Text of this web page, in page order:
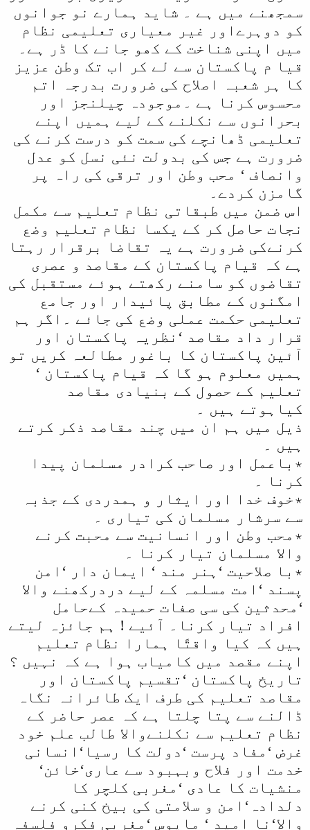
سمجھنے میں ہے ۔ شاید ہمارے نو جوانوں
کو دوہرےاور غیر معیاری تعلیمی نظام
میں اپنی شناخت کے کھو جانے کا ڈر ہے۔
قیا م پاکستان سے لے کر اب تک وطن عزیز
کا ہر شعبہ اصلاح کی ضرورت بدرجہ اتم
محسوس کرنا ہے ۔موجودہ چیلنجز اور
بحرانوں سے نکلنے کے لیے ہمیں اپنے
تعلیمی ڈھانچے کی سمت کو درست کرنے کی
ضرورت ہے جس کی بدولت نئی نسل کو عدل
وانصاف ‘ محب وطن اور ترقی کی راہ پر
گامزن کردے۔
اس ضمن میں طبقاتی نظام تعلیم سے مکمل
نجات حاصل کر کے یکسا نظام تعلیم وضع
کرنےکی ضرورت ہے یہ تقاضا برقرار رہتا
ہے کہ قیام پاکستان کے مقاصد و عصری
تقاضوں کو سامنے رکھتے ہوئے مستقبل کی
امگنوں کے مطابق پائیدار اور جامع
تعلیمی حکمت عملی وضع کی جائے ۔اگر ہم
قرار داد مقاصد ‘نظریہ پاکستان اور
آئین پاکستان کا باغور مطالعہ کریں تو
ہمیں معلوم ہو گا کہ قیام پاکستان ‘
تعلیم کے حصول کے بنیادی مقاصد
کیاہوتے ہیں ۔
ذیل میں ہم ان میں چند مقاصد ذکر کرتے
ہیں ۔
٭باعمل اور صاحب کرادر مسلمان پیدا
کرنا ۔
٭خوف خدا اور ایثار و ہمدردی کے جذبہ
سے سرشار مسلمان کی تیاری ۔
٭محب وطن اور انسانیت سے محبت کرنے
والا مسلمان تیار کرنا ۔
٭با صلاحیت ‘ہنر مند ‘ ایمان دار ‘امن
پسند ‘امت مسلمہ کے لیے دردرکھنے والا
‘محدثین کی سی صفات حمیدہ کےحامل
افراد تیار کرنا۔ آئیے ! ہم جائزہ لیتے
ہیں کہ کیا واقتًا ہمارا نظام تعلیم
اپنے مقصد میں کامیاب ہوا ہے کہ نہیں ؟
تاریخ پاکستان ‘تقسیم پاکستان اور
مقاصد تعلیم کی طرف ایک طائرانہ نگاہ
ڈالنے سے پتا چلتا ہے کہ عصر حاضر کے
نظام تعلیم سے نکلنےوالا طالب علم خود
غرض ‘مفاد پرست ‘دولت کا رسیا‘انسانی
خدمت اور فلاح وبہبود سے عاری‘خائن‘
منشیات کا عادی ‘مغربی کلچر کا
دلدادہ‘امن و سلامتی کی بیخ کنی کرنے
والا‘نا امید ‘ مایوس ‘مغربی فکرو فلسفہ